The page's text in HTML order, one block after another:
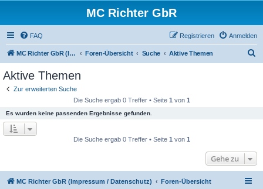
MC Richter GbR
FAQ Anmelden
Registrieren
MC Richter GbR (Impressum / Datenschutz) Foren-Übersicht Suche Aktive Themen
Aktive Themen
Zur erweiterten Suche
Die Suche ergab 0 Treffer • Seite 1 von 1
Es wurden keine passenden Ergebnisse gefunden.
Die Suche ergab 0 Treffer • Seite 1 von 1
Gehe zu
MC Richter GbR (Impressum / Datenschutz) Foren-Übersicht